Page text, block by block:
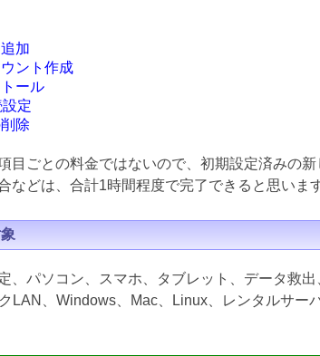
加
ント作成
ール
定
除
目ごとの料金ではないので、初期設定済みの
などは、合計1時間程度で完了できると思います
、パソコン、スマホ、タブレット、データ救
LAN、Windows、Mac、Linux、レンタルサー